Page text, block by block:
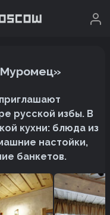
русской избы. В
кухни: блюда из
настойки,
банкетов.